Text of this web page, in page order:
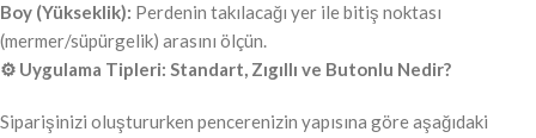
Boy (Yükseklik): Perdenin takılacağı yer ile bitiş noktası
(mermer/süpürgelik) arasını ölçün.
⚙️ Uygulama Tipleri: Standart, Zıgıllı ve Butonlu Nedir?
Siparişinizi oluştururken pencerenizin yapısına göre aşağıdaki